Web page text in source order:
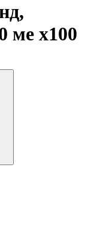
ме x100